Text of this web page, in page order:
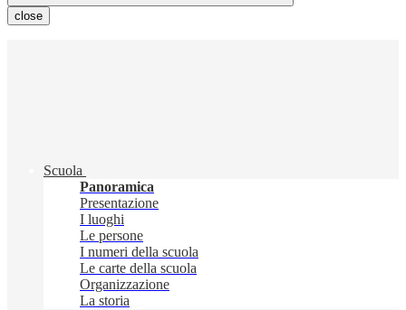
close
Scuola
Panoramica
Presentazione
I luoghi
Le persone
I numeri della scuola
Le carte della scuola
Organizzazione
La storia